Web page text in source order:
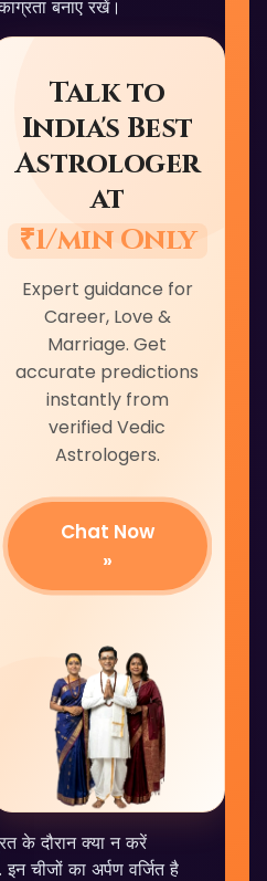
बनाए रखें।
Talk to
India's Best
Astrologer
at
₹1/min Only
Expert guidance for
Career, Love &
Marriage. Get
accurate predictions
instantly from
verified Vedic
Astrologers.
Chat Now
»
के दौरान क्या न करें
इन चीजों का अर्पण वर्जित है